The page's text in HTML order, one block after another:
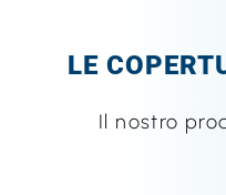
LE
Il nostro